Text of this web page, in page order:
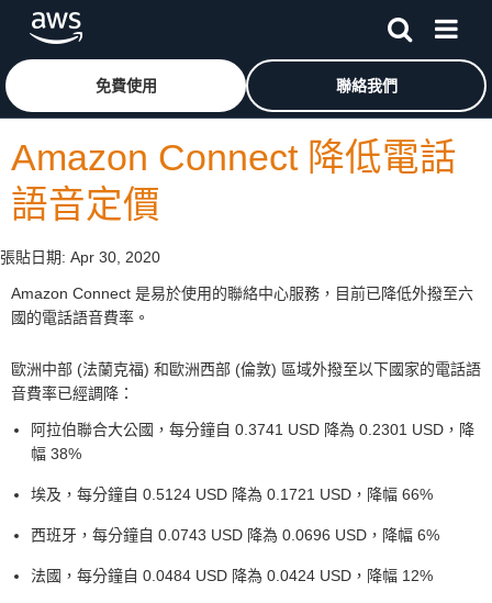
跳至主要內容按一下這裡可返回 Amazon Web Services 首頁
免費使用 聯絡我們
Amazon Connect 降低電話
語音定價
張貼日期: Apr 30, 2020
Amazon Connect 是易於使用的聯絡中心服務，目前已降低外撥至六
國的電話語音費率。
歐洲中部 (法蘭克福) 和歐洲西部 (倫敦) 區域外撥至以下國家的電話語
音費率已經調降：
阿拉伯聯合大公國，每分鐘自 0.3741 USD 降為 0.2301 USD，降
幅 38%
埃及，每分鐘自 0.5124 USD 降為 0.1721 USD，降幅 66%
西班牙，每分鐘自 0.0743 USD 降為 0.0696 USD，降幅 6%
法國，每分鐘自 0.0484 USD 降為 0.0424 USD，降幅 12%